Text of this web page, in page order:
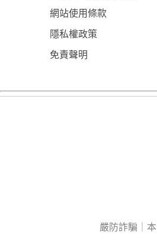
網站使用條款
隱私權政策
免責聲明
嚴防詐騙｜